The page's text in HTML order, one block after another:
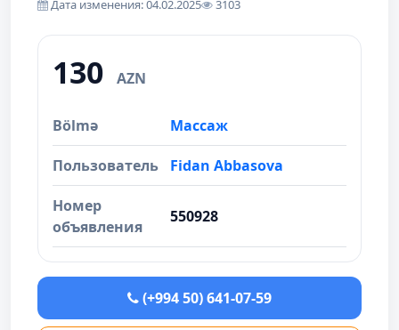
Дата изменения: 04.02.2025
3103
130 AZN
Bölmə Массаж
Пользователь Fidan Abbasova
Номер
объявления
550928
(+994 50) 641-07-59